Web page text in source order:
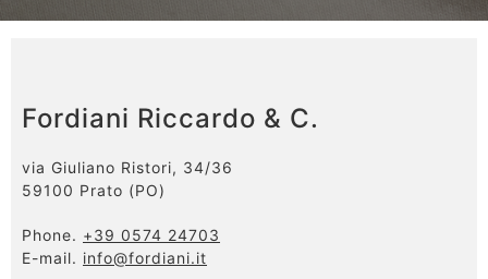
Fordiani Riccardo & C.
via Giuliano Ristori, 34/36
59100 Prato (PO)
Phone. +39 0574 24703
E-mail. info@fordiani.it